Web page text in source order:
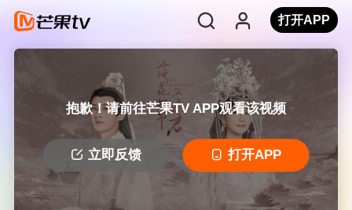
打开APP
抱歉！请前往芒果TV APP观看该视频
立即反馈 打开APP